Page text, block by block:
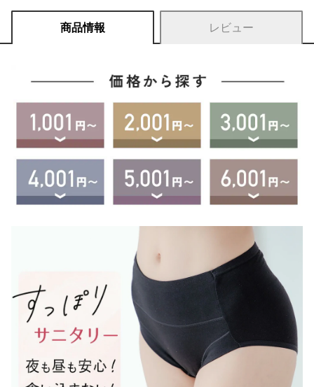
商品情報 レビュー